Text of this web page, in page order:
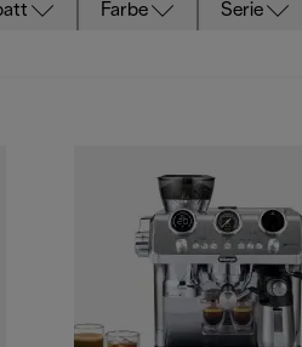
Farbe Serie